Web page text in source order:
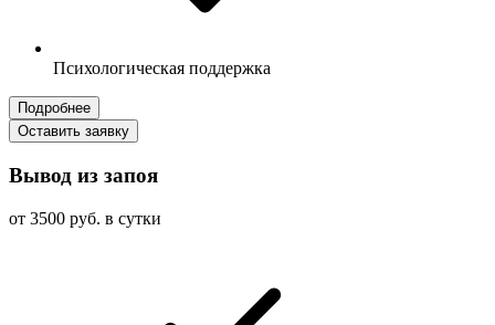
Психологическая поддержка
Подробнее
Оставить заявку
Вывод из запоя
от 3500 руб. в сутки